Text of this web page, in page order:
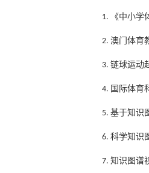
1. 《中小学
2. 澳门体育
3. 链球运动
4. 国际体育
5. 基于知识
6. 科学知识
7. 知识图谱